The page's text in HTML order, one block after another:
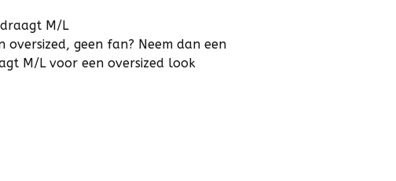
M/L
geen fan? Neem dan een
M/L voor een oversized look